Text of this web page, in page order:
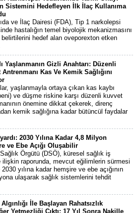
Sistemini Hedefleyen İlk İlaç Kullanıma
ve İlaç Dairesi (FDA), Tip 1 narkolepsi
hastalığın temel biyolojik mekanizmasını
hedef alan oveporexton etken
Yaşlanmanın Gizli Anahtarı: Düzenli
Antrenmanı Kas Ve Kemik Sağlığını
yaşlanmayla ortaya çıkan kas kaybı
ve düşme riskine karşı düzenli kuvvet
önemine dikkat çekerek, direnç
kemik sağlığına kadar bütüncül faydalar
2030 Yılına Kadar 4,8 Milyon
ve Ebe Açığı Oluşabilir
Örgütü (DSÖ), küresel sağlık iş
ilişkin raporunda, mevcut eğilimlerin sürmesi
2030 yılına kadar hemşire ve ebe açığının
ulaşarak sağlık sistemlerini tehdit
İle Başlayan Rahatsızlık
Yetmezliği Çıktı: 17 Yıl Sonra Nakille